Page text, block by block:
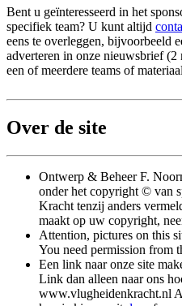
Bent u geïnteresseerd in het
specifiek team? U kunt altijd
eens te overleggen, bijvoorbeeld
adverteren in onze nieuwsbrief (2
een of meerdere teams of
Over de site
Ontwerp & Beheer F.
onder het copyright © van
Kracht tenzij anders
maakt op uw copyright,
Attention, pictures on this
You need permission from
Een link naar onze site
Link dan alleen naar ons
www.vlugheidenkracht.nl